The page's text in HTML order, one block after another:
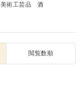
美術工芸品
酒
閲覧数順